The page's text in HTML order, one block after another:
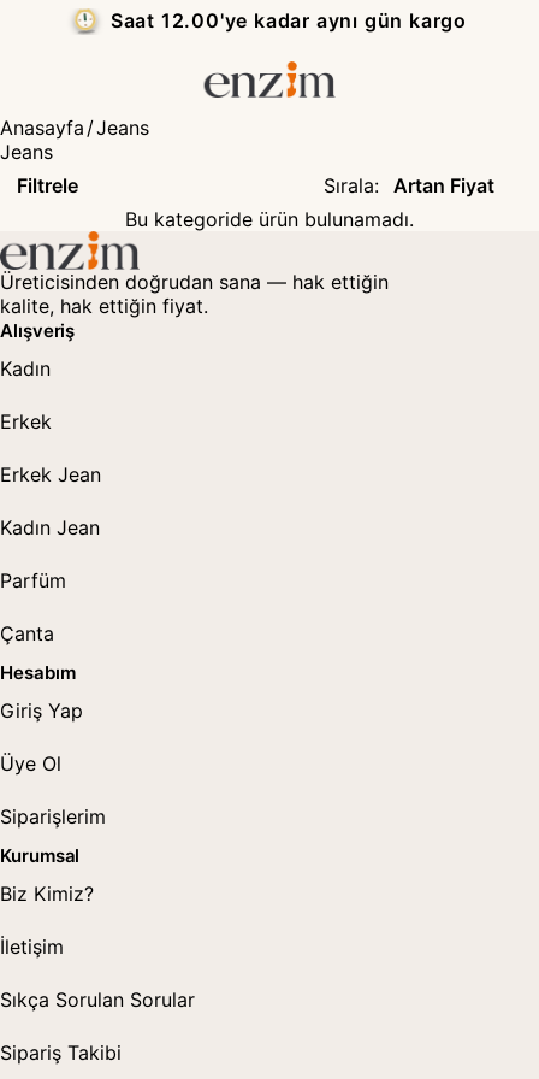
Saat 12.00'ye kadar aynı gün kargo
Anasayfa /Jeans
Jeans
Filtrele
Sırala:
Bu kategoride ürün bulunamadı.
Üreticisinden doğrudan sana — hak ettiğin
kalite, hak ettiğin fiyat.
Alışveriş
Kadın
Erkek
Erkek Jean
Kadın Jean
Parfüm
Çanta
Hesabım
Giriş Yap
Üye Ol
Siparişlerim
Kurumsal
Biz Kimiz?
İletişim
Sıkça Sorulan Sorular
Sipariş Takibi